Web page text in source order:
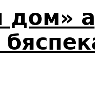
дом»